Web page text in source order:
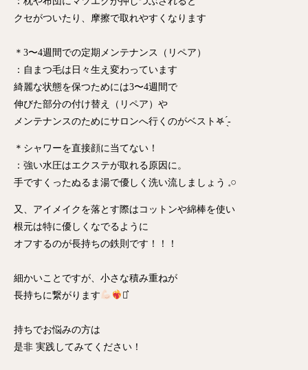
クセがついたり、摩擦で取れやすくなります
＊3〜4週間での定期メンテナンス（リペア）
：自まつ毛は日々生え変わっています
綺麗な状態を保つためには3〜4週間で
伸びた部分の付け替え（リペア）や
メンテナンスのためにサロンへ行くのがベスト‎𖤐 ̖́-‬
⁡＊シャワーを直接顔に当てない！
：強い水圧はエクステが取れる原因に。
手ですくったぬるま湯で優しく洗い流しましょう‪ 𓈒𓏸
又、アイメイクを落とす際はコットンや綿棒を使い
根元は特に優しくなでるように
オフするのが長持ちの鉄則です！！！
細かいことですが、小さな積み重ねが
長持ちに繋がります
⋆͛
持ちでお悩みの方は
是非 実践してみてください！